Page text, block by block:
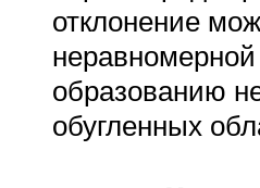
отклонение
образованию
обугленных